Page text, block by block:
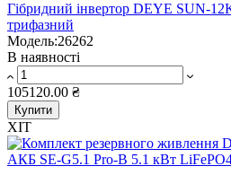
Гібридний інвертор DEYE SUN-
трифазний
Модель:26262
В наявності
105120.00 ₴
Купити
ХІТ